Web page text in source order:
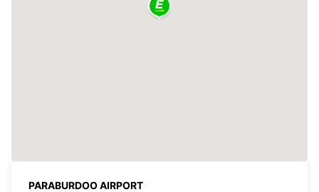
PARABURDOO AIRPORT